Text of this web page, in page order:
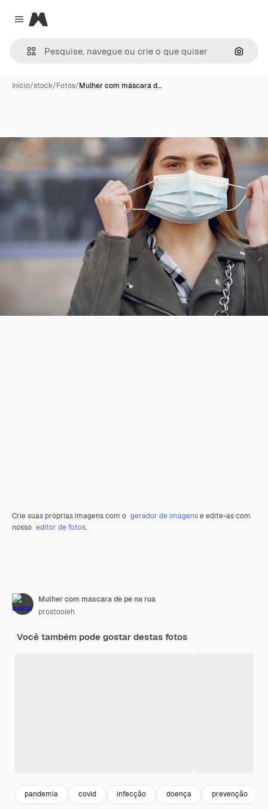
Close menu
Magnific
Início/stock/Fotos/Mulher com máscara d…
Crie suas próprias imagens com o gerador de imagense edite-as com
nosso editor de fotos.
Mulher com máscara de pé na rua
prostooleh
Você também pode gostar destas fotos
pandemia covid infecção doença prevenção